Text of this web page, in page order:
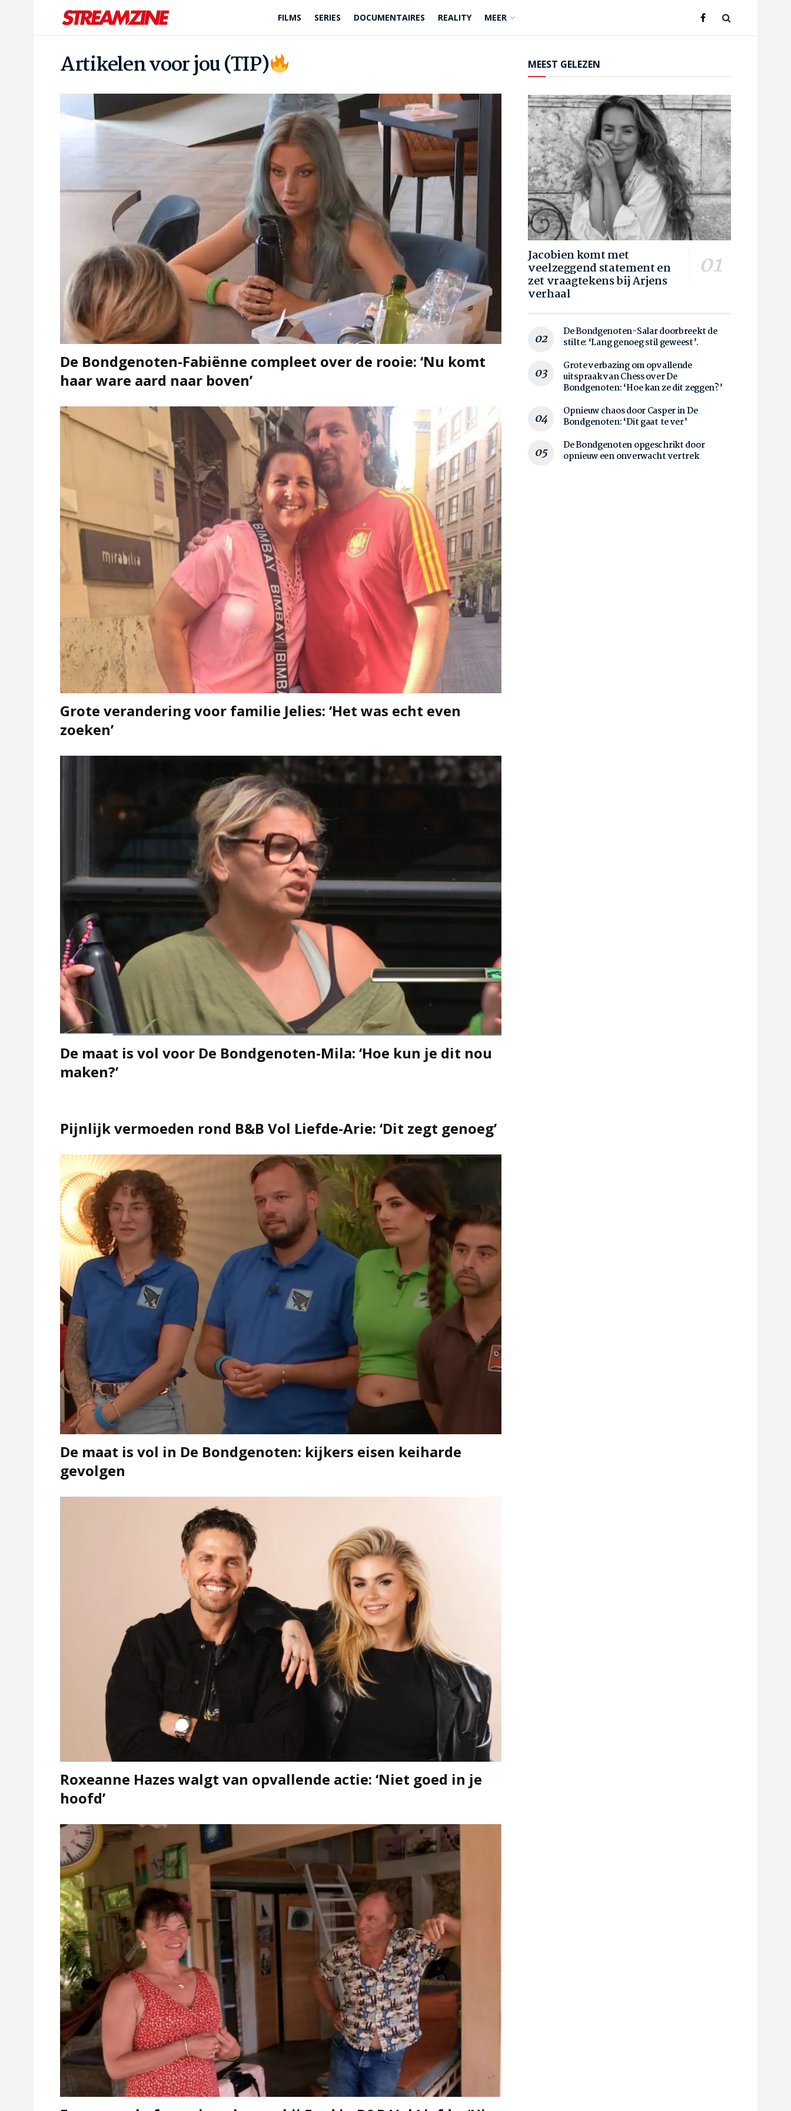
FILMS SERIES DOCUMENTAIRES REALITY MEER
Artikelen voor jou (TIP)
De Bondgenoten-Fabiënne compleet over de rooie: ‘Nu komt
haar ware aard naar boven’
Grote verandering voor familie Jelies: ‘Het was echt even
zoeken’
De maat is vol voor De Bondgenoten-Mila: ‘Hoe kun je dit nou
maken?’
Pijnlijk vermoeden rond B&B Vol Liefde-Arie: ‘Dit zegt genoeg’
De maat is vol in De Bondgenoten: kijkers eisen keiharde
gevolgen
Roxeanne Hazes walgt van opvallende actie: ‘Niet goed in je
hoofd’
MEEST GELEZEN
Jacobien komt met
veelzeggend statement en
zet vraagtekens bij Arjens
verhaal
De Bondgenoten-Salar doorbreekt de
stilte: ‘Lang genoeg stil geweest’.
Grote verbazing om opvallende
uitspraak van Chess over De
Bondgenoten: ‘Hoe kan ze dit zeggen?’
Opnieuw chaos door Casper in De
Bondgenoten: ‘Dit gaat te ver’
De Bondgenoten opgeschrikt door
opnieuw een onverwacht vertrek